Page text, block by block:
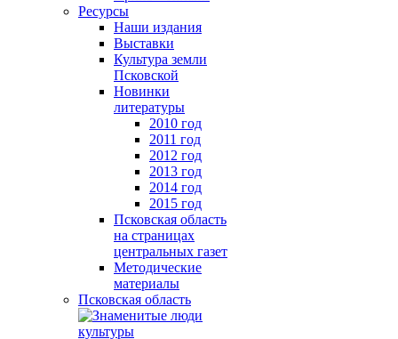
Ресурсы
Наши издания
Выставки
Культура земли
Псковской
Новинки
литературы
2010 год
2011 год
2012 год
2013 год
2014 год
2015 год
Псковская область
на страницах
центральных газет
Методические
материалы
Псковская область